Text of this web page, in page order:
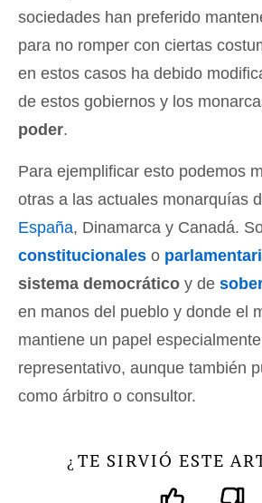
sociedades han preferido
para no romper con ciertas
en estos casos ha debido
de estos gobiernos y los
poder.
Para ejemplificar esto podemos
otras a las actuales monarquías
España, Dinamarca y Canadá.
constitucionales o
sistema democrático y de
en manos del pueblo y donde el
mantiene un papel
representativo, aunque también
como árbitro o consultor.
¿ TE SIRVIÓ ESTE